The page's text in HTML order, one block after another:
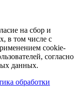
на сбор и
в том числе с
cookie-
согласно
данных.
обработки